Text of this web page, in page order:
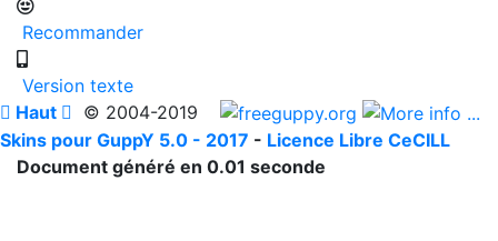
Recommander
Version texte
 Haut  © 2004-2019
Skins pour GuppY 5.0 - 2017 - Licence Libre CeCILL
Document généré en 0.01 seconde